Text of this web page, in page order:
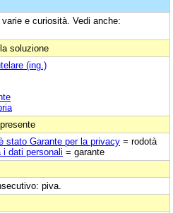
e curiosità. Vedi anche:
soluzione
(ing.)
stato Garante per la privacy = rodotà
dati personali = garante
piva.